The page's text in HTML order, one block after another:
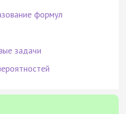
формул
задачи